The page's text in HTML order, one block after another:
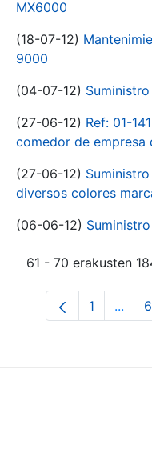
MX6000
(18-07-12)
9000
(04-07-12)
(27-06-12) Ref: 01-
comedor de empresa
(27-06-12)
diversos colores
(06-06-12)
61 - 70 erakusten
Orrialdea
1 ... 6